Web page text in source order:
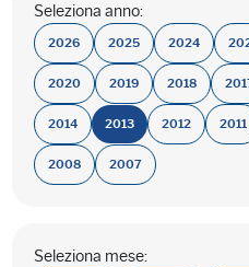
Seleziona anno:
2026 2025 2024
2020 2019 2018
2014 2013 2012 2011
2008 2007
Seleziona mese: